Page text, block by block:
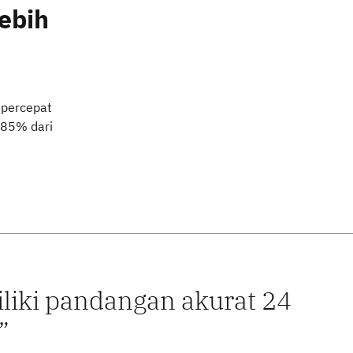
dari
pandangan akurat 24